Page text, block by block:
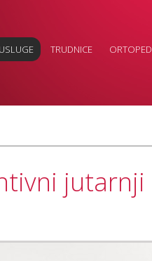
USLUGE TRUDNICE
jutarnji